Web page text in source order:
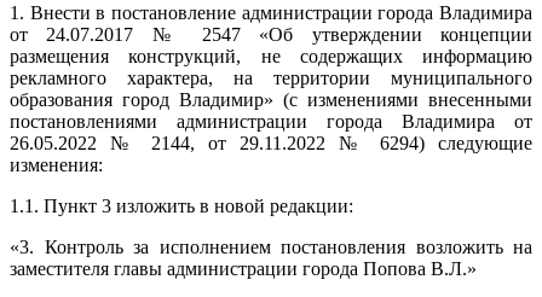
1. Внести в постановление администрации города Владимира
от 24.07.2017 № 2547 «Об утверждении концепции
размещения конструкций, не содержащих информацию
рекламного характера, на территории муниципального
образования город Владимир» (с изменениями внесенными
постановлениями администрации города Владимира от
26.05.2022 № 2144, от 29.11.2022 № 6294) следующие
изменения:
1.1. Пункт 3 изложить в новой редакции:
«3. Контроль за исполнением постановления возложить на
заместителя главы администрации города Попова В.Л.»